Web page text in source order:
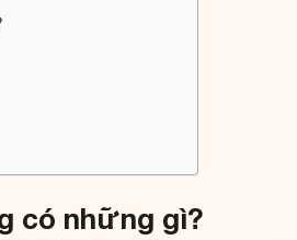
có những gì?